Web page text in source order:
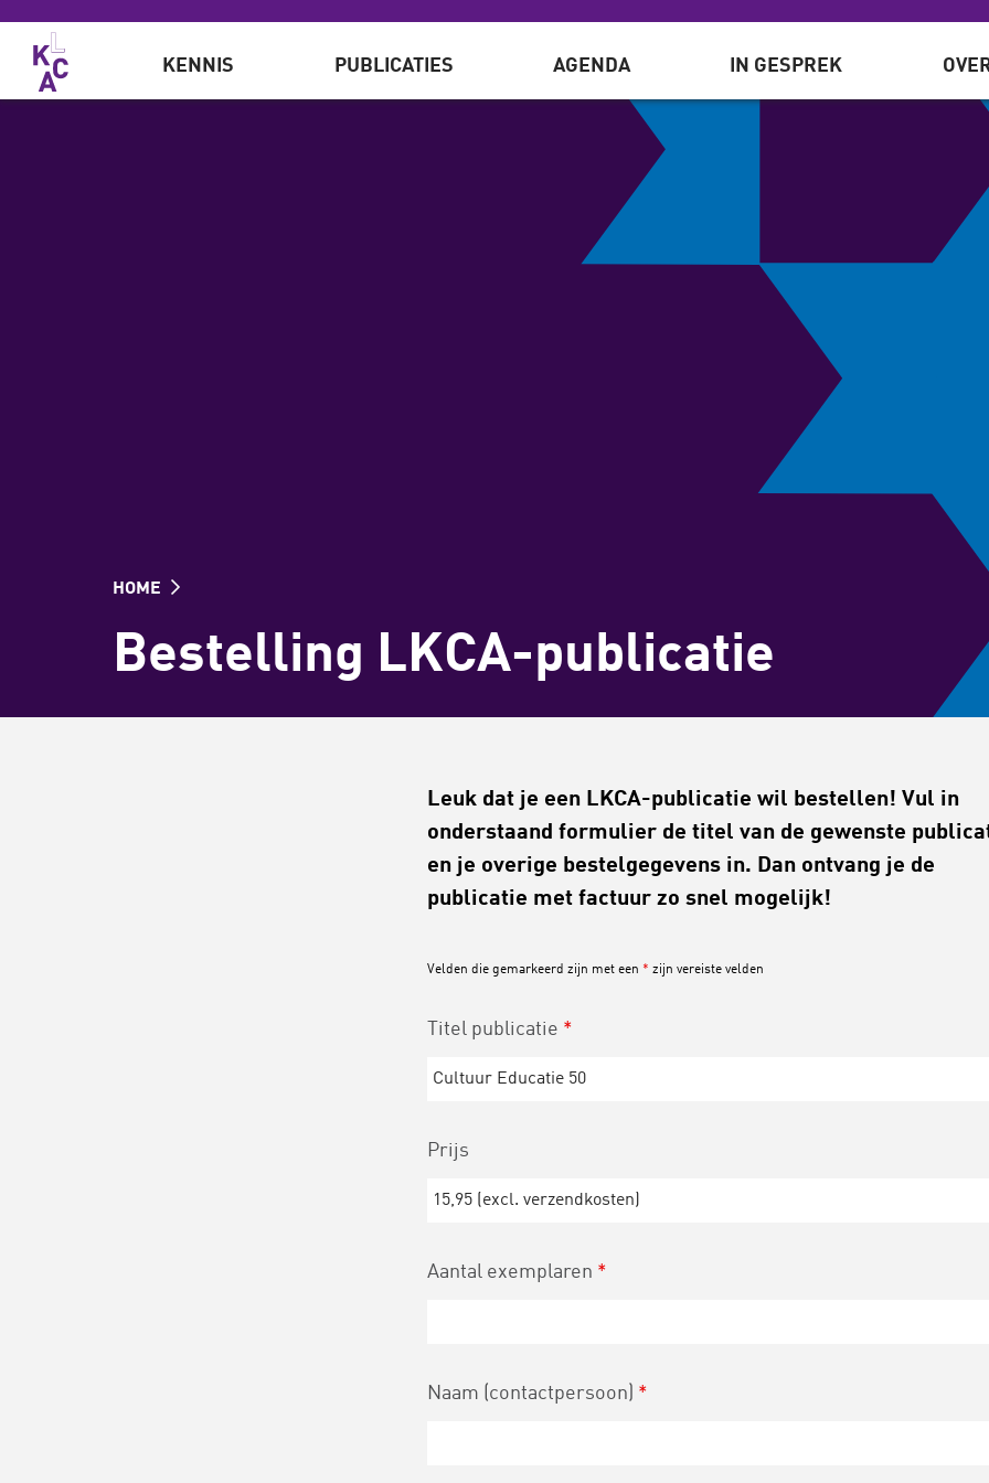
Overslaan en naar de inhoud gaan
KENNIS PUBLICATIES AGENDA IN GESPREK
HOME
Bestelling LKCA-publicatie
Leuk dat je een LKCA-publicatie wil bestellen! Vul in
onderstaand formulier de titel van de gewenste
en je overige bestelgegevens in. Dan ontvang je de
publicatie met factuur zo snel mogelijk!
Velden die gemarkeerd zijn met een * zijn vereiste velden
Titel publicatie *
Prijs
Aantal exemplaren *
Naam (contactpersoon) *